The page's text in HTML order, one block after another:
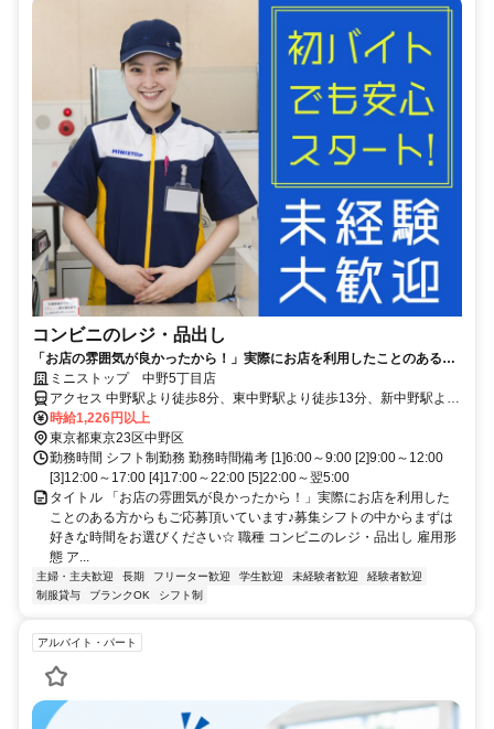
コンビニのレジ・品出し
「お店の雰囲気が良かったから！」実際にお店を利用したことのある方
からもご応募頂いています♪募集シフトの中からまずは好きな時間をお選
びください☆
ミニストップ 中野5丁目店
アクセス 中野駅より徒歩8分、東中野駅より徒歩13分、新中野駅より
徒歩14分 ★その他のアクセス可能駅/新井薬師前駅、落合駅 ★もみじ
山通りバス停より徒歩5分
時給1,226円以上
東京都東京23区中野区
勤務時間 シフト制勤務 勤務時間備考 [1]6:00～9:00 [2]9:00～12:00
[3]12:00～17:00 [4]17:00～22:00 [5]22:00～翌5:00
タイトル 「お店の雰囲気が良かったから！」実際にお店を利用した
ことのある方からもご応募頂いています♪募集シフトの中からまずは
好きな時間をお選びください☆ 職種 コンビニのレジ・品出し 雇用形
態 ア...
主婦・主夫歓迎 長期 フリーター歓迎 学生歓迎 未経験者歓迎
経験者歓迎
制服貸与
ブランクOK シフト制
アルバイト・パート